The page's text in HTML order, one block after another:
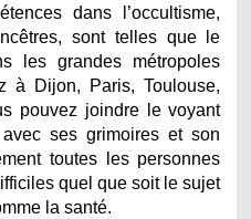
dans l’occultisme,
sont telles que le
les grandes métropoles
à Dijon, Paris, Toulouse,
pouvez joindre le voyant
ses grimoires et son
toutes les personnes
quel que soit le sujet
la santé.